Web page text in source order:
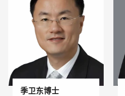
季卫东博士